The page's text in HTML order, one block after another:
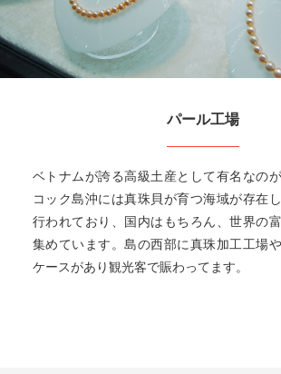
パール工場
ベトナムが誇る高級土産として有名なの
コック島沖には真珠貝が育つ海域が存在
行われており、国内はもちろん、世界の
集めています。島の西部に真珠加工工場
ケースがあり観光客で賑わってます。